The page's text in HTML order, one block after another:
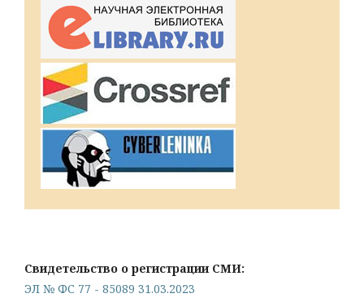
Свидетельство о регистрации СМИ:
ЭЛ № ФС 77 - 85089 31.03.2023